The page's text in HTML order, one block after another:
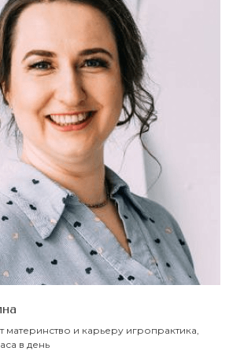
и карьеру игропрактика,
в день